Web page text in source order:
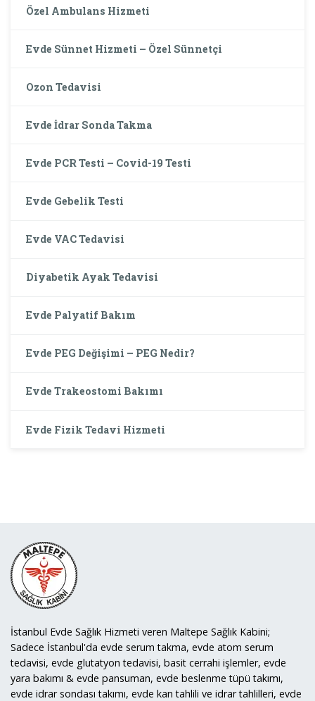
Özel Ambulans Hizmeti
Evde Sünnet Hizmeti – Özel Sünnetçi
Ozon Tedavisi
Evde İdrar Sonda Takma
Evde PCR Testi – Covid-19 Testi
Evde Gebelik Testi
Evde VAC Tedavisi
Diyabetik Ayak Tedavisi
Evde Palyatif Bakım
Evde PEG Değişimi – PEG Nedir?
Evde Trakeostomi Bakımı
Evde Fizik Tedavi Hizmeti
İstanbul Evde Sağlık Hizmeti veren Maltepe Sağlık Kabini;
Sadece İstanbul'da evde serum takma, evde atom serum
tedavisi, evde glutatyon tedavisi, basit cerrahi işlemler, evde
yara bakımı & evde pansuman, evde beslenme tüpü takımı,
evde idrar sondası takımı, evde kan tahlili ve idrar tahlilleri, evde